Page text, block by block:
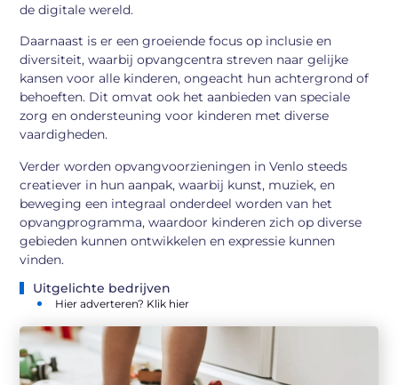
de digitale wereld.
Daarnaast is er een groeiende focus op inclusie en
diversiteit, waarbij opvangcentra streven naar gelijke
kansen voor alle kinderen, ongeacht hun achtergrond of
behoeften. Dit omvat ook het aanbieden van speciale
zorg en ondersteuning voor kinderen met diverse
vaardigheden.
Verder worden opvangvoorzieningen in Venlo steeds
creatiever in hun aanpak, waarbij kunst, muziek, en
beweging een integraal onderdeel worden van het
opvangprogramma, waardoor kinderen zich op diverse
gebieden kunnen ontwikkelen en expressie kunnen
vinden.
Uitgelichte bedrijven
Hier adverteren? Klik hier